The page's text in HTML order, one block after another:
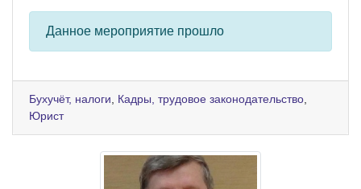
Данное мероприятие прошло
Бухучёт, налоги Кадры, трудовое законодательство
Юрист